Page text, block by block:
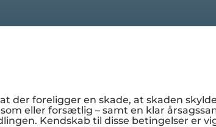
der foreligger en skade, at skaden
eller forsætlig – samt en klar
Kendskab til disse betingelser er